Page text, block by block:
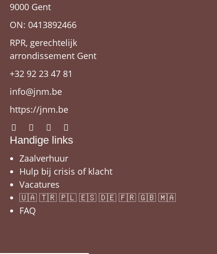
9000 Gent
ON: 0413892466
RPR, gerechtelijk
arrondissement Gent
+32 92 23 47 81
info@jnm.be
https://jnm.be
Handige links
Zaalverhuur
Hulp bij crisis of klacht
Vacatures
🇺🇦 🇹🇷 🇵🇱 🇪🇸 🇩🇪 🇫🇷 🇬🇧 🇲🇦
FAQ